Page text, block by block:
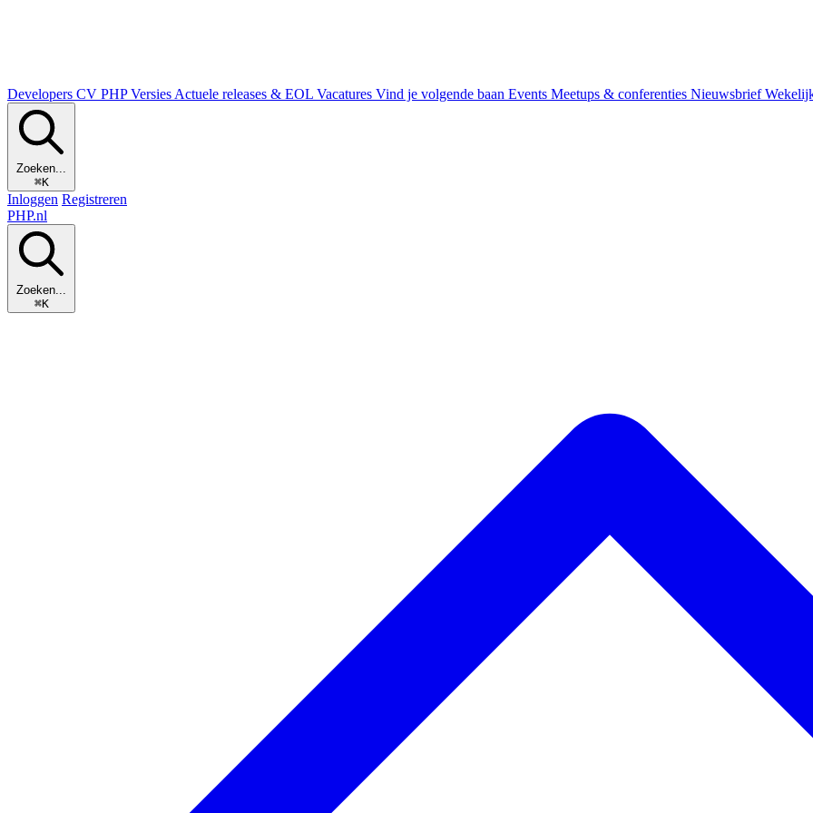
Developers CV PHP Versies Actuele releases & EOL Vacatures Vind je volgende baan Events Meetups & conferenties Nieuwsbrief
Zoeken...
⌘K
Inloggen Registreren
PHP.nl
Zoeken...
⌘K